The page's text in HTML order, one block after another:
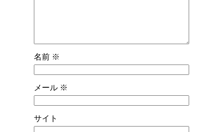
名前 ※
メール ※
サイト